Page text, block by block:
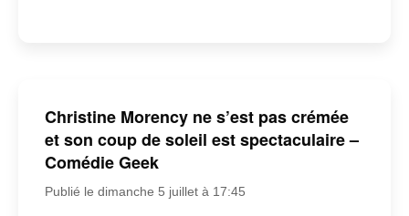
Christine Morency ne s’est pas crémée
et son coup de soleil est spectaculaire –
Comédie Geek
Publié le dimanche 5 juillet à 17:45